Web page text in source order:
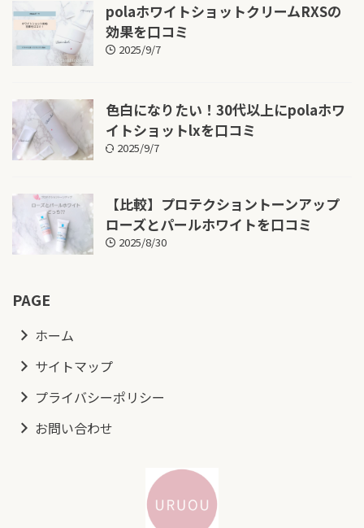
polaホワイトショットクリームRXSの
効果を口コミ
2025/9/7
色白になりたい！30代以上にpolaホワ
イトショットlxを口コミ
2025/9/7
【比較】プロテクショントーンアップ
ローズとパールホワイトを口コミ
2025/8/30
PAGE
ホーム
サイトマップ
プライバシーポリシー
お問い合わせ